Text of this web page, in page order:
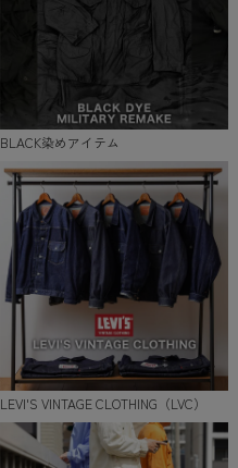
BLACK染めアイテム
LEVI'S VINTAGE CLOTHING（LVC）